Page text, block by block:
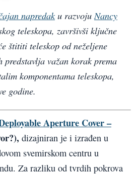
napredaku razvoju Nancy
teleskopa, završivši ključne
štititi teleskop od neželjene
važan korak prema
komponentama teleskopa,
godine.
Aperture Cover –
dizajniran je i izrađen u
svemirskom centru u
Za razliku od tvrdih pokrova